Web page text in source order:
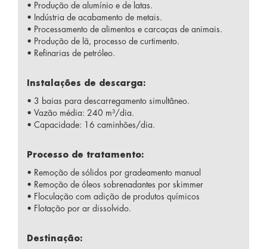
• Produção de alumínio e de latas.
• Indústria de acabamento de metais.
• Processamento de alimentos e carcaças de animais.
• Produção de lã, processo de curtimento.
• Refinarias de petróleo.
Instalações de descarga:
• 3 baias para descarregamento simultâneo.
• Vazão média: 240 m³/dia.
• Capacidade: 16 caminhões/dia.
Processo de tratamento:
• Remoção de sólidos por gradeamento manual
• Remoção de óleos sobrenadantes por skimmer
• Floculação com adição de produtos químicos
• Flotação por ar dissolvido.
Destinação: